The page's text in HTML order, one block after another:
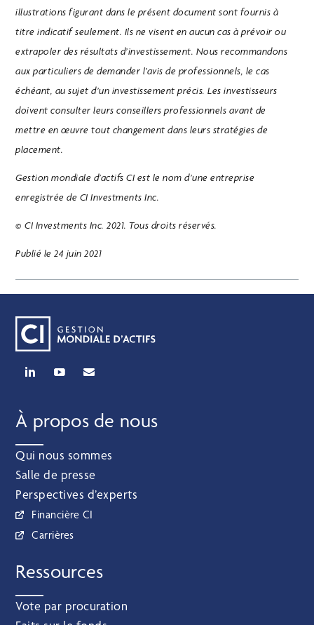
illustrations figurant dans le présent document sont fournis à
titre indicatif seulement. Ils ne visent en aucun cas à prévoir ou
extrapoler des résultats d’investissement. Nous recommandons
aux particuliers de demander l’avis de professionnels, le cas
échéant, au sujet d’un investissement précis. Les investisseurs
doivent consulter leurs conseillers professionnels avant de
mettre en œuvre tout changement dans leurs stratégies de
placement.
Gestion mondiale d’actifs CI est le nom d’une entreprise
enregistrée de CI Investments Inc.
© CI Investments Inc. 2021. Tous droits réservés.
Publié le 24 juin 2021
À propos de nous
Qui nous sommes
Salle de presse
Perspectives d’experts
Financière CI
Carrières
Ressources
Vote par procuration